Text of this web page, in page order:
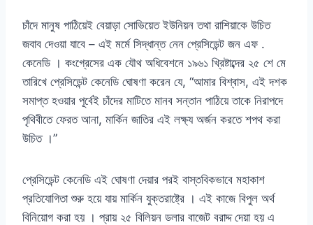
চাঁদে মানুষ পাঠিয়েই বেয়াড়া সোভিয়েত ইউনিয়ন তথা রাশিয়াকে উচিত
জবাব দেওয়া যাবে – এই মর্মে সিদ্ধান্ত নেন প্রেসিডেন্ট জন এফ .
কেনেডি । কংগ্রেসের এক যৌথ অধিবেশনে ১৯৬১ খ্রিষ্টাব্দের ২৫ শে মে
তারিখে প্রেসিডেন্ট কেনেডি ঘোষণা করেন যে, “আমার বিশ্বাস, এই দশক
সমাপ্ত হওয়ার পূর্বেই চাঁদের মাটিতে মানব সন্তান পাঠিয়ে তাকে নিরাপদে
পৃথিবীতে ফেরত আনা, মার্কিন জাতির এই লক্ষ্য অর্জন করতে শপথ করা
উচিত ।”
প্রেসিডেন্ট কেনেডি এই ঘোষণা দেয়ার পরই বাস্তবিকভাবে মহাকাশ
প্রতিযোগিতা শুরু হয়ে যায় মার্কিন যুক্তরাষ্ট্রে । এই কাজে বিপুল অর্থ
বিনিয়োগ করা হয় । প্রায় ২৫ বিলিয়ন ডলার বাজেট বরাদ্দ দেয়া হয় এ